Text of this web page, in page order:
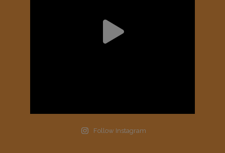
Follow Instagram